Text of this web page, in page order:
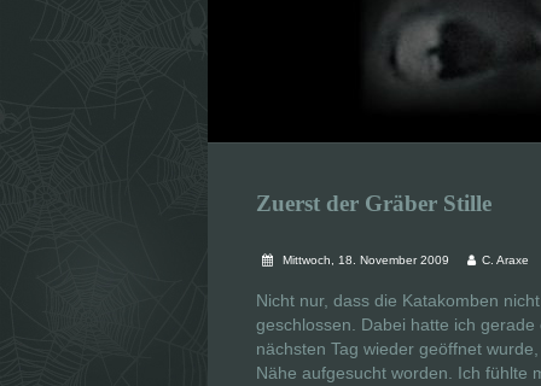
Zuerst der Gräber Stille
Mittwoch, 18. November 2009 C. Araxe
Nicht nur, dass die Katakomben
geschlossen. Dabei hatte ich
nächsten Tag wieder geöffnet
Nähe aufgesucht worden. Ich fühlte